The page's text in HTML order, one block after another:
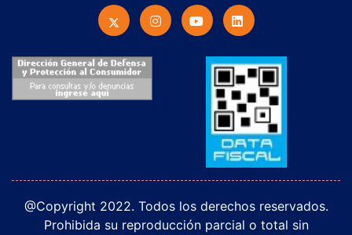
@Copyright 2022. Todos los derechos reservados.
Prohibida su reproducción parcial o total sin